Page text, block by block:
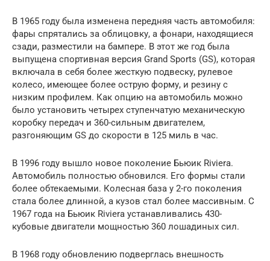
В 1965 году была изменена передняя часть автомобиля:
фары спрятались за облицовку, а фонари, находящиеся
сзади, разместили на бампере. В этот же год была
выпущена спортивная версия Grand Sports (GS), которая
включала в себя более жесткую подвеску, рулевое
колесо, имеющее более острую форму, и резину с
низким профилем. Как опцию на автомобиль можно
было установить четырех ступенчатую механическую
коробку передач и 360-сильным двигателем,
разгоняющим GS до скорости в 125 миль в час.
В 1996 году вышло новое поколение Бьюик Riviеra.
Автомобиль полностью обновился. Его формы стали
более обтекаемыми. Колесная база у 2-го поколения
стала более длинной, а кузов стал более массивным. С
1967 года на Бьюик Riviеra устанавливались 430-
кубовые двигатели мощностью 360 лошадиных сил.
В 1968 году обновлению подверглась внешность